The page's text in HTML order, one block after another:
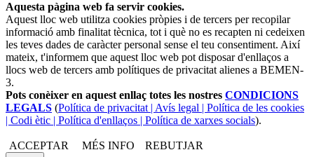
Aquesta pàgina web fa servir cookies.
Aquest lloc web utilitza cookies pròpies i de tercers per recopilar
informació amb finalitat tècnica, tot i què no es recapten ni cedeixen
les teves dades de caràcter personal sense el teu consentiment. Així
mateix, t'informem que aquest lloc web pot disposar d'enllaços a
llocs web de tercers amb polítiques de privacitat alienes a BEMEN-
3.
Pots conèixer en aquest enllaç totes les nostres CONDICIONS
LEGALS (Política de privacitat | Avís legal | Política de les cookies
| Codi ètic | Política d'enllaços | Política de xarxes socials).
ACCEPTAR MÉS INFO REBUTJAR